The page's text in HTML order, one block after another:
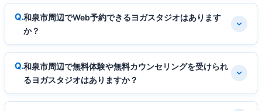
和泉市周辺でWeb予約できるヨガスタジオはあります
か？
和泉市周辺で無料体験や無料カウンセリングを受けられ
るヨガスタジオはありますか？